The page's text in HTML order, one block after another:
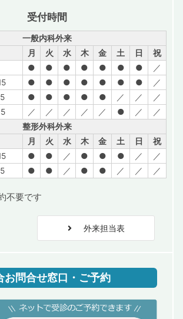
受付時間
一般内科外来
月 火 水 木 金 土 日
祝
● ● ● ● ● ● ●
／
● ● ● ● ● ● ●
／
● ● ● ● ● ／ ／
／
／ ／ ／ ／ ／ ● ／
／
整形外科外来
月 火 水 木 金 土 日
祝
● ● ／ ● ● ● ／
／
● ● ／ ● ● ／ ／ ／
不要です
外来担当表
お問合せ窓口・ご予約